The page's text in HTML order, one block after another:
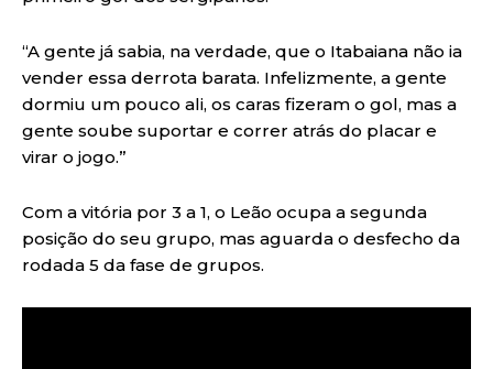
“A gente já sabia, na verdade, que o Itabaiana não ia
vender essa derrota barata. Infelizmente, a gente
dormiu um pouco ali, os caras fizeram o gol, mas a
gente soube suportar e correr atrás do placar e
virar o jogo.”
Com a vitória por 3 a 1, o Leão ocupa a segunda
posição do seu grupo, mas aguarda o desfecho da
rodada 5 da fase de grupos.